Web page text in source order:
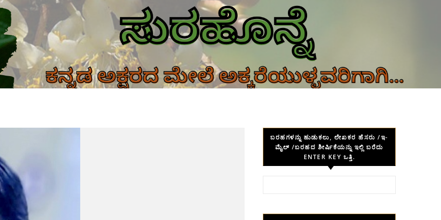
ಬರಹಗಳನ್ನು ಹುಡುಕಲು, ಲೇಖಕರ ಹೆಸರು /ಇ-
ಮೈಲ್ /ಬರಹದ ಶೀರ್ಷಿಕೆಯನ್ನು ಇಲ್ಲಿ ಬರೆದು
ENTER KEY ಒತ್ತಿ.